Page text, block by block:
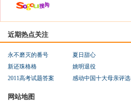
近期热点关注
永不磨灭的番号 夏日甜心
新还珠格格
姚明退役
2011高考试题答案
感动中国十大母亲评选
网站地图